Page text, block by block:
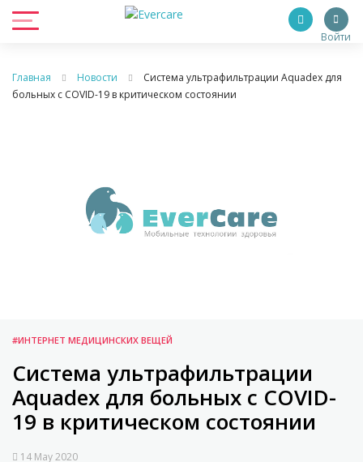
Войти
Главная Новости
Система ультрафильтрации Aquadex для
больных с COVID-19 в критическом состоянии
#ИНТЕРНЕТ МЕДИЦИНСКИХ ВЕЩЕЙ
Система ультрафильтрации
Aquadex для больных с COVID-
19 в критическом состоянии
14 May 2020